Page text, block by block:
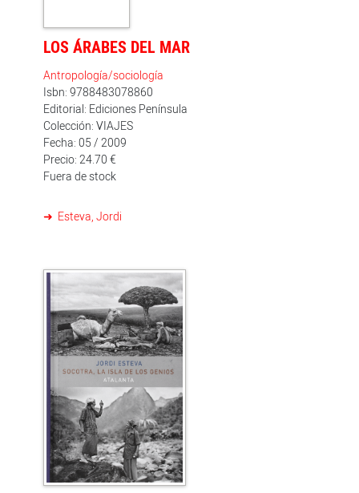
LOS ÁRABES DEL MAR
Antropología/sociología
Isbn: 9788483078860
Editorial: Ediciones Península
Colección: VIAJES
Fecha: 05 / 2009
Precio: 24.70 €
Fuera de stock
Esteva, Jordi